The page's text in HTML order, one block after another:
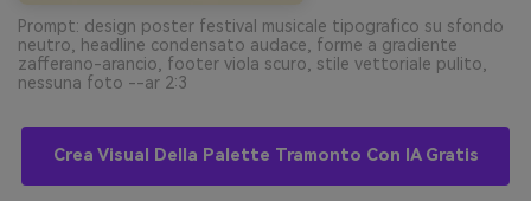
Prompt: design poster festival musicale tipografico su sfondo
neutro, headline condensato audace, forme a gradiente
zafferano-arancio, footer viola scuro, stile vettoriale pulito,
nessuna foto --ar 2:3
Crea Visual Della Palette Tramonto Con IA Gratis